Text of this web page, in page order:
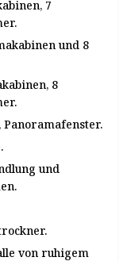
7
und 8
8
und
von ruhigem